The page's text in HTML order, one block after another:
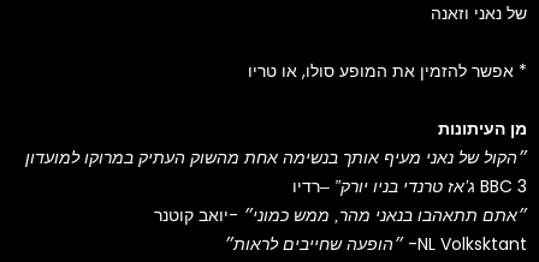
של נאני וזאנה
אפשר להזמין את המופע סולו, או טריו *
מן העיתונות
״הקול של נאני מעיף אותך בנשימה אחת מהשוק העתיק במרוקו למועדון
ג’אז טרנדי בניו יורק” – רדיו BBC 3
״אתם תתאהבו בנאני מהר, ממש כמוני״ -יואב קוטנר
״הופעה שחייבים לראות״-NL Volksktant